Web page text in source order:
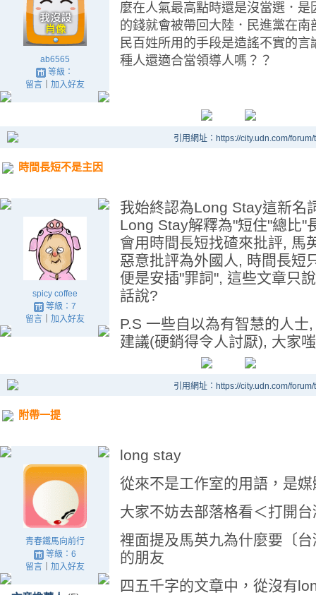
ab6565
等級：
留言｜ 加入好友
麼在人氣最高點時還是沒當選．
的錢就會被帶回大陸．民進黨在
民百姓所用的手段是造謠不實的
種人還適合當領導人嗎？？
引用網址：https://city.udn.com/
時間長短不是主因
spicy coffee
等級：7
留言｜ 加入好友
我始終認為Long Stay這新名
Long Stay解釋為"短住"總比"
會用時間長短找碴來批評, 馬
惡意批評為外國人, 時間長短
便是安插"罪詞", 這些文章只
話說?
P.S 一些自以為有智慧的人
建議(硬銷得令人討厭), 大家
引用網址：https://city.udn.com/
附帶一提
青春鐵馬向前行
等級：6
留言｜ 加入好友
long stay
從來不是工作室的用語，是
大家不妨去部落格看＜打開
裡面提及馬英九為什麼要〔
的朋友
四五千字的文章中，從沒有